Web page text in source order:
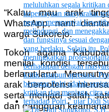
“Kalau mau arak
WhatsApp, nanti
warga Sukorejo.
Tokoh agama
menilai kondisi
berlarut-larut.
arak berpotensi
serta menjadi salah
dan gangguan